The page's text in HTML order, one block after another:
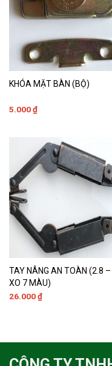
KHÓA MẶT BÀN (BỘ)
5.000₫
TAY NÂNG AN TOÀN (2.8 –
XO 7 MÀU)
26.000₫